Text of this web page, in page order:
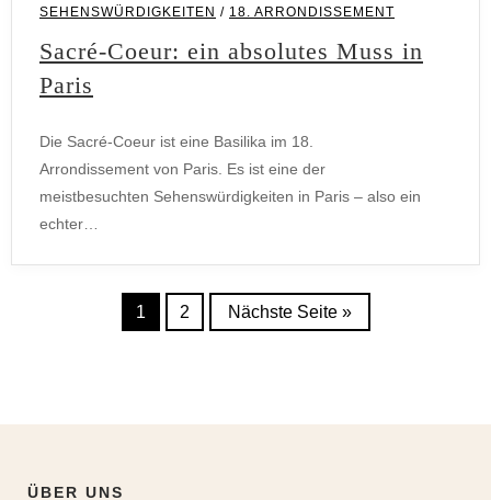
SEHENSWÜRDIGKEITEN / 18. ARRONDISSEMENT
Sacré-Coeur: ein absolutes Muss in
Paris
Die Sacré-Coeur ist eine Basilika im 18.
Arrondissement von Paris. Es ist eine der
meistbesuchten Sehenswürdigkeiten in Paris – also ein
echter…
1 2 Nächste Seite »
ÜBER UNS